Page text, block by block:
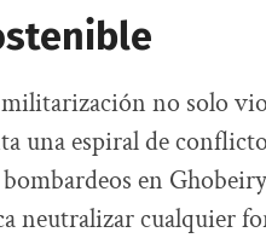
no solo
una espiral de
en
neutralizar cualquier